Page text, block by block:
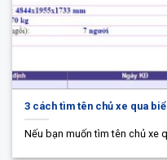
3 cách tìm tên chủ xe qua
Nếu bạn muốn tìm tên chủ xe